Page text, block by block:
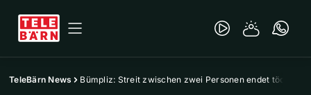
TeleBärn News Bümpliz: Streit zwischen zwei Personen endet tödlich